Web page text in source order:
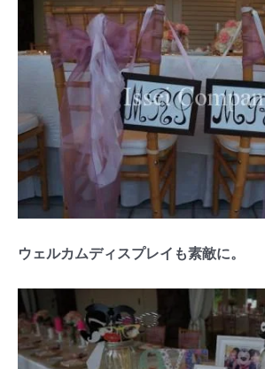
ウェルカムディスプレイも素敵に。